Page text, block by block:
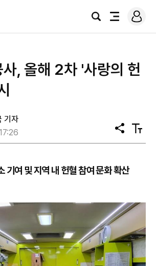
검
전
로
그
, 올해 2차 '사랑의 헌
기자
공
유
텍
스
기여 및 지역 내 헌혈 참여 문화 확산